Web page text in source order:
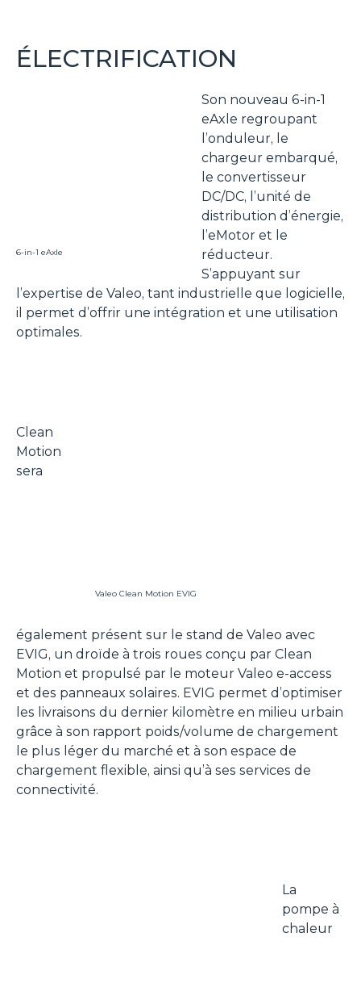
ÉLECTRIFICATION
6-in-1 eAxle
Son nouveau 6-in-1
eAxle regroupant
l’onduleur, le
chargeur embarqué,
le convertisseur
DC/DC, l’unité de
distribution d’énergie,
l’eMotor et le
réducteur.
S’appuyant sur
l’expertise de Valeo, tant industrielle que logicielle,
il permet d’offrir une intégration et une utilisation
optimales.
Valeo Clean Motion EVIG
Clean
Motion
sera
également présent sur le stand de Valeo avec
EVIG, un droïde à trois roues conçu par Clean
Motion et propulsé par le moteur Valeo e-access
et des panneaux solaires. EVIG permet d’optimiser
les livraisons du dernier kilomètre en milieu urbain
grâce à son rapport poids/volume de chargement
le plus léger du marché et à son espace de
chargement flexible, ainsi qu’à ses services de
connectivité.
La
pompe à
chaleur